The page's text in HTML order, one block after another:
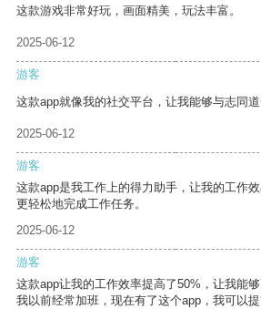
这款游戏非常好玩，画面精美，玩法丰富。
2025-06-12
游客
这款app就像我的社交平台，让我能够与志同道
2025-06-12
游客
这款app是我工作上的得力助手，让我的工作
更轻松地完成工作任务。
2025-06-12
游客
这款app让我的工作效率提高了50%，让我能够
我以前经常加班，现在有了这个app，我可以